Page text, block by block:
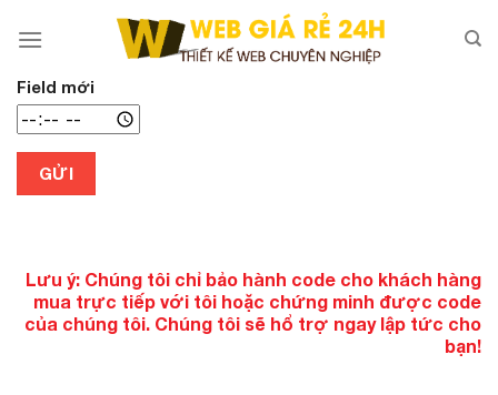
đến
nội
dung
Field mới
GỬI
Lưu ý: Chúng tôi chỉ bảo hành code cho khách hàng
mua trực tiếp với tôi hoặc chứng minh được code
của chúng tôi. Chúng tôi sẽ hổ trợ ngay lập tức cho
bạn!